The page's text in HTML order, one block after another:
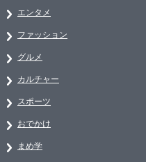
エンタメ
ファッション
グルメ
カルチャー
スポーツ
おでかけ
まめ学